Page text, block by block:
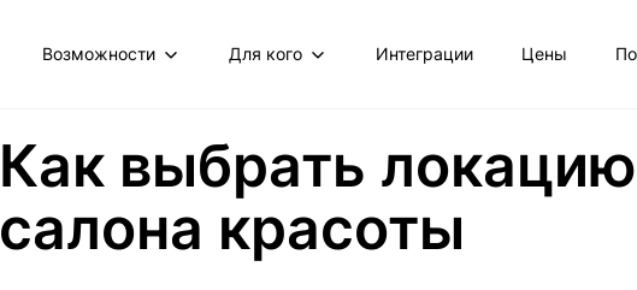
Возможности Для кого Интеграции Цены
Как выбрать
салона красоты